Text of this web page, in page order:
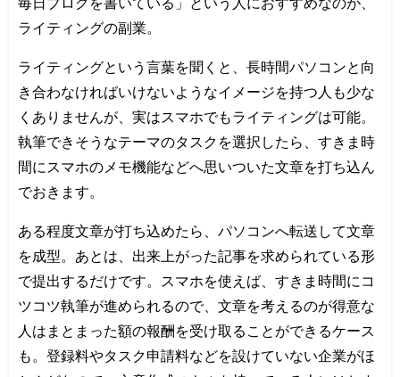
ライティングの副業。
ライティングという言葉を聞くと、長時間パソコンと向
き合わなければいけないようなイメージを持つ人も少な
くありませんが、実はスマホでもライティングは可能。
執筆できそうなテーマのタスクを選択したら、すきま時
間にスマホのメモ機能などへ思いついた文章を打ち込ん
でおきます。
ある程度文章が打ち込めたら、パソコンへ転送して文章
を成型。あとは、出来上がった記事を求められている形
で提出するだけです。スマホを使えば、すきま時間にコ
ツコツ執筆が進められるので、文章を考えるのが得意な
人はまとまった額の報酬を受け取ることができるケース
も。登録料やタスク申請料などを設けていない企業がほ